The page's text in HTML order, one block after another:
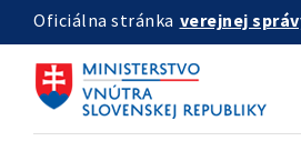
Preskocit na hlavný obsah
Oficiálna stránka verejnej